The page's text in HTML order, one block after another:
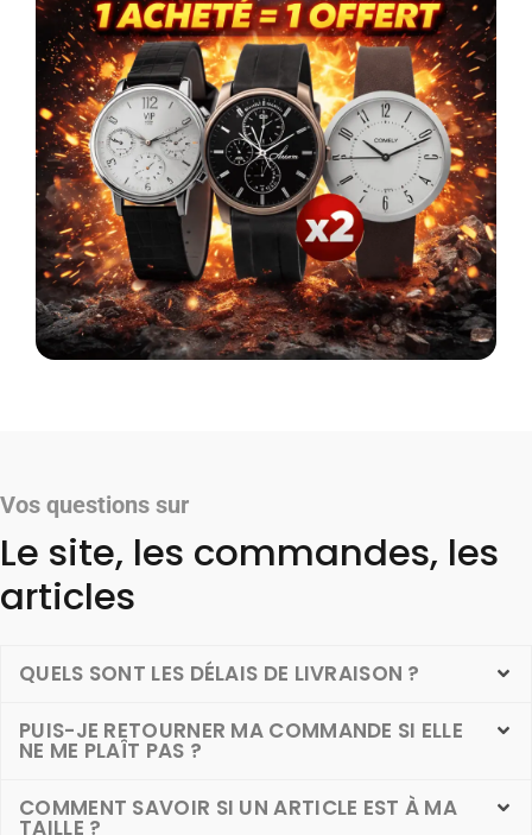
Vos questions sur
Le site, les commandes, les
articles
QUELS SONT LES DÉLAIS DE LIVRAISON ?
PUIS-JE RETOURNER MA COMMANDE SI ELLE
NE ME PLAÎT PAS ?
COMMENT SAVOIR SI UN ARTICLE EST À MA
TAILLE ?